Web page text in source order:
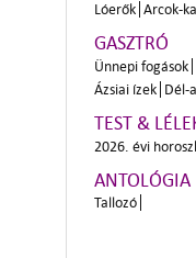
Lóerők Arcok-
GASZTRÓ
Ünnepi fogások
Ázsiai ízek Dél-
TEST &
2026. évi
ANTOLÓGIA
Tallozó